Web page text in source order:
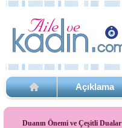
Açıklama
Duanın Önemi ve Çeşitli Dualar